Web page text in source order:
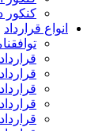
کنکور
انواع قرارداد